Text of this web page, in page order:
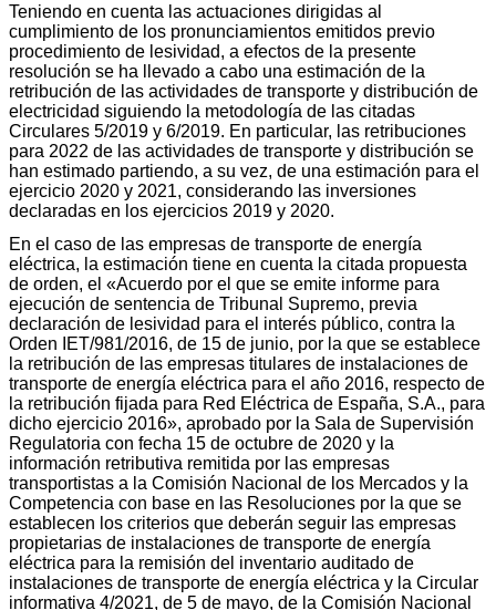
Teniendo en cuenta las actuaciones dirigidas al
cumplimiento de los pronunciamientos emitidos previo
procedimiento de lesividad, a efectos de la presente
resolución se ha llevado a cabo una estimación de la
retribución de las actividades de transporte y distribución de
electricidad siguiendo la metodología de las citadas
Circulares 5/2019 y 6/2019. En particular, las retribuciones
para 2022 de las actividades de transporte y distribución se
han estimado partiendo, a su vez, de una estimación para el
ejercicio 2020 y 2021, considerando las inversiones
declaradas en los ejercicios 2019 y 2020.
En el caso de las empresas de transporte de energía
eléctrica, la estimación tiene en cuenta la citada propuesta
de orden, el «Acuerdo por el que se emite informe para
ejecución de sentencia de Tribunal Supremo, previa
declaración de lesividad para el interés público, contra la
Orden IET/981/2016, de 15 de junio, por la que se establece
la retribución de las empresas titulares de instalaciones de
transporte de energía eléctrica para el año 2016, respecto de
la retribución fijada para Red Eléctrica de España, S.A., para
dicho ejercicio 2016», aprobado por la Sala de Supervisión
Regulatoria con fecha 15 de octubre de 2020 y la
información retributiva remitida por las empresas
transportistas a la Comisión Nacional de los Mercados y la
Competencia con base en las Resoluciones por la que se
establecen los criterios que deberán seguir las empresas
propietarias de instalaciones de transporte de energía
eléctrica para la remisión del inventario auditado de
instalaciones de transporte de energía eléctrica y la Circular
informativa 4/2021, de 5 de mayo, de la Comisión Nacional